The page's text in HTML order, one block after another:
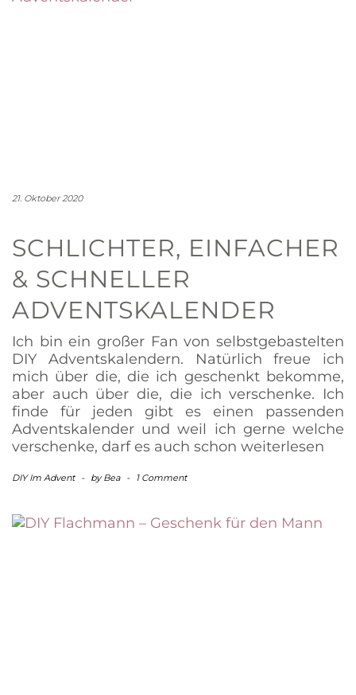
21. Oktober 2020
SCHLICHTER, EINFACHER
& SCHNELLER
ADVENTSKALENDER
Ich bin ein großer Fan von selbstgebastelten
DIY Adventskalendern. Natürlich freue ich
mich über die, die ich geschenkt bekomme,
aber auch über die, die ich verschenke. Ich
finde für jeden gibt es einen passenden
Adventskalender und weil ich gerne welche
verschenke, darf es auch schon weiterlesen
DIY Im Advent - byBea - 1 Comment